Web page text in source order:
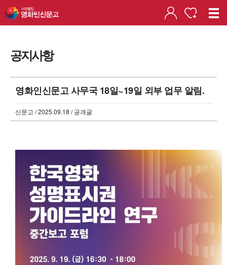
공지사항
영화인신문고 사무국 18일~19일 외부 업무 알림.
신문고 / 2025.09.18 / 공개글